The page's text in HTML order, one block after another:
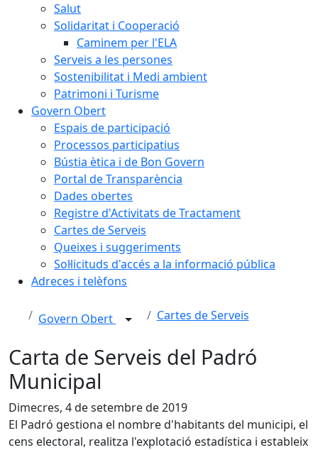
Salut
Solidaritat i Cooperació
Caminem per l'ELA
Serveis a les persones
Sostenibilitat i Medi ambient
Patrimoni i Turisme
Govern Obert
Espais de participació
Processos participatius
Bústia ètica i de Bon Govern
Portal de Transparència
Dades obertes
Registre d'Activitats de Tractament
Cartes de Serveis
Queixes i suggeriments
Sol·licituds d'accés a la informació pública
Adreces i telèfons
Govern Obert Cartes de Serveis
Carta de Serveis del Padró
Municipal
Dimecres, 4 de setembre de 2019
El Padró gestiona el nombre d'habitants del municipi, el
cens electoral, realitza l'explotació estadística i estableix